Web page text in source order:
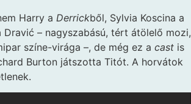
Harry a Derrickből, Sylvia Koscina a
– nagyszabású, tért átölelő mozi,
színe-virága –, de még ez a cast is
Burton játszotta Titót. A horvátok